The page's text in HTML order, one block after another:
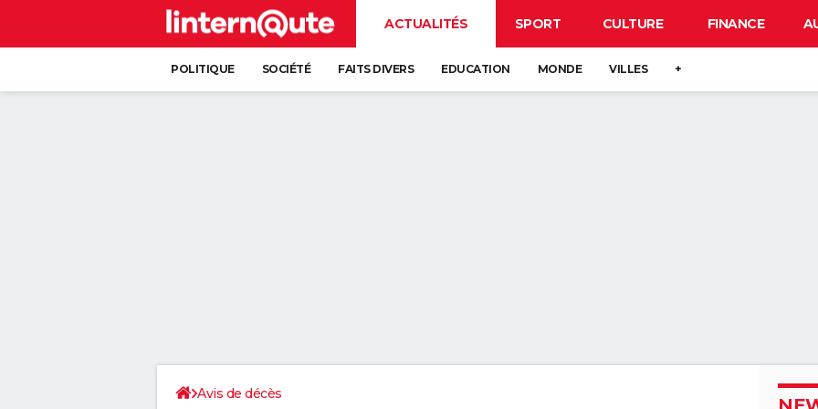
ACTUALITÉS SPORT CULTURE FINANCE
POLITIQUE SOCIÉTÉ FAITS DIVERS EDUCATION MONDE VILLES +
Avis de décès